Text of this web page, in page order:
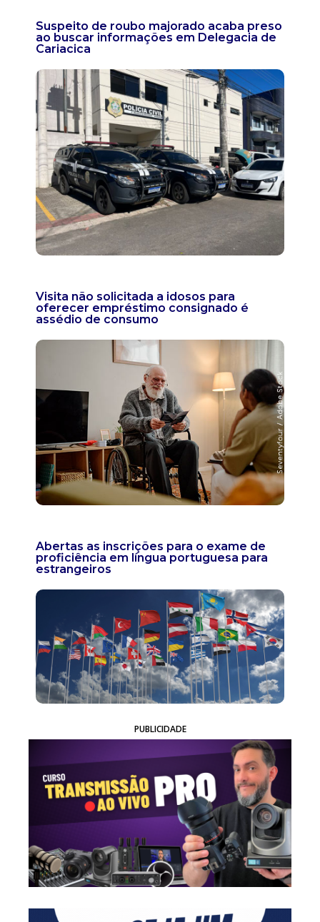
Suspeito de roubo majorado acaba preso
ao buscar informações em Delegacia de
Cariacica
Visita não solicitada a idosos para
oferecer empréstimo consignado é
assédio de consumo
Abertas as inscrições para o exame de
proficiência em língua portuguesa para
estrangeiros
PUBLICIDADE